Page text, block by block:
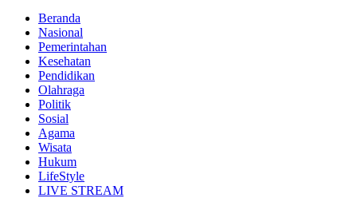
Beranda
Nasional
Pemerintahan
Kesehatan
Pendidikan
Olahraga
Politik
Sosial
Agama
Wisata
Hukum
LifeStyle
LIVE STREAM